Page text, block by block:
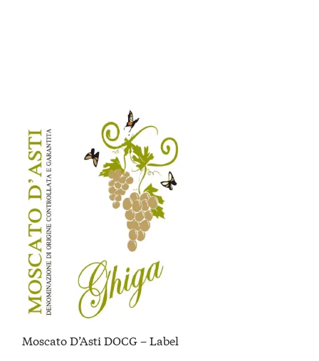
Moscato D’Asti DOCG – Label